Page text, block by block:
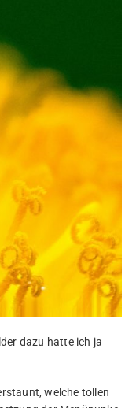
dazu hatte ich ja
welche tollen